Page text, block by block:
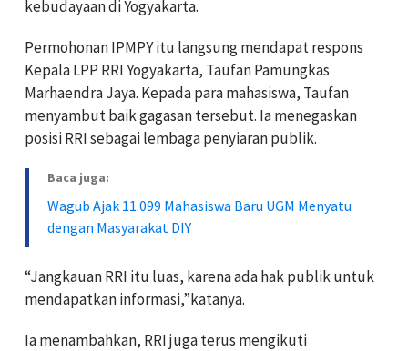
kebudayaan di Yogyakarta.
Permohonan IPMPY itu langsung mendapat respons
Kepala LPP RRI Yogyakarta, Taufan Pamungkas
Marhaendra Jaya. Kepada para mahasiswa, Taufan
menyambut baik gagasan tersebut. Ia menegaskan
posisi RRI sebagai lembaga penyiaran publik.
Baca juga:
Wagub Ajak 11.099 Mahasiswa Baru UGM Menyatu
dengan Masyarakat DIY
“Jangkauan RRI itu luas, karena ada hak publik untuk
mendapatkan informasi,”katanya.
Ia menambahkan, RRI juga terus mengikuti